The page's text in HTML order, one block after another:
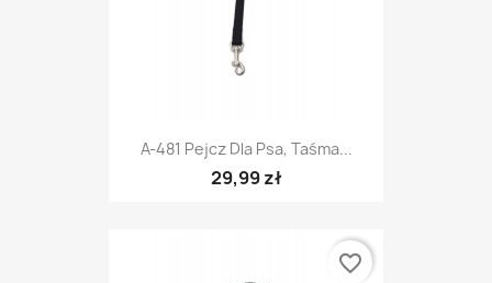
A-481 Pejcz Dla Psa, Taśma...
29,99 zł
favorite_border